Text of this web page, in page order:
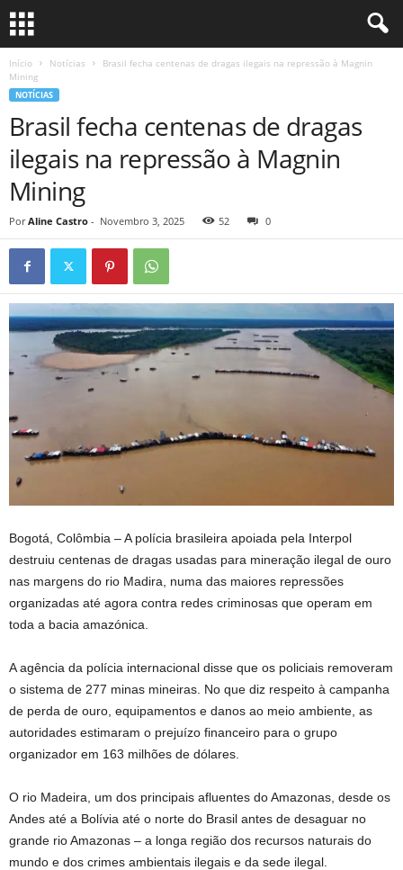
Início Notícias
Brasil fecha centenas de dragas ilegais na repressão à Magnin
Mining
NOTÍCIAS
Brasil fecha centenas de dragas
ilegais na repressão à Magnin
Mining
Por Aline Castro - Novembro 3, 2025 52 0
Bogotá, Colômbia –A polícia brasileira apoiada pela Interpol
destruiu centenas de dragas usadas para mineração ilegal de ouro
nas margens do rio Madira, numa das maiores repressões
organizadas até agora contra redes criminosas que operam em
toda a bacia amazónica.
A agência da polícia internacional disse que os policiais removeram
o sistema de 277 minas mineiras. No que diz respeito à campanha
de perda de ouro, equipamentos e danos ao meio ambiente, as
autoridades estimaram o prejuízo financeiro para o grupo
organizador em 163 milhões de dólares.
O rio Madeira, um dos principais afluentes do Amazonas, desde os
Andes até a Bolívia até o norte do Brasil antes de desaguar no
grande rio Amazonas – a longa região dos recursos naturais do
mundo e dos crimes ambientais ilegais e da sede ilegal.